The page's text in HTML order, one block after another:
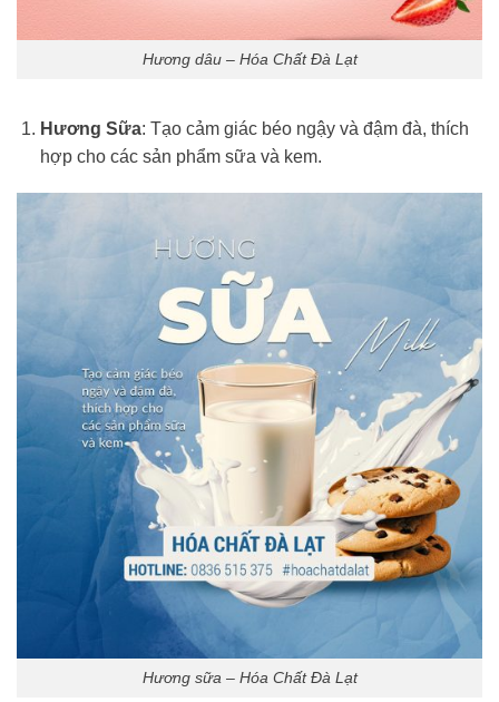
Hương dâu – Hóa Chất Đà Lạt
Hương Sữa: Tạo cảm giác béo ngậy và đậm đà, thích
hợp cho các sản phẩm sữa và kem.
Hương sữa – Hóa Chất Đà Lạt